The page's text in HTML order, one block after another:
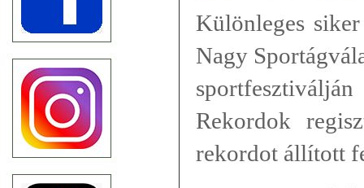
Különleges
Nagy
Rekordok
rekordot állított